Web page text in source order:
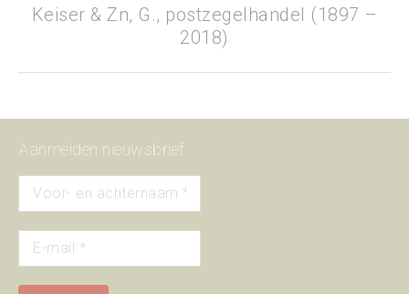
Next
project:
Keiser & Zn, G., postzegelhandel (1897 –
2018)
Aanmelden nieuwsbrief